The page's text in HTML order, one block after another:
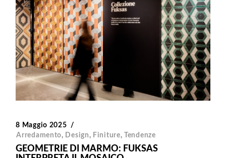
8 Maggio 2025
Arredamento, Design, Finiture,Tendenze
GEOMETRIE DI MARMO: FUKSAS